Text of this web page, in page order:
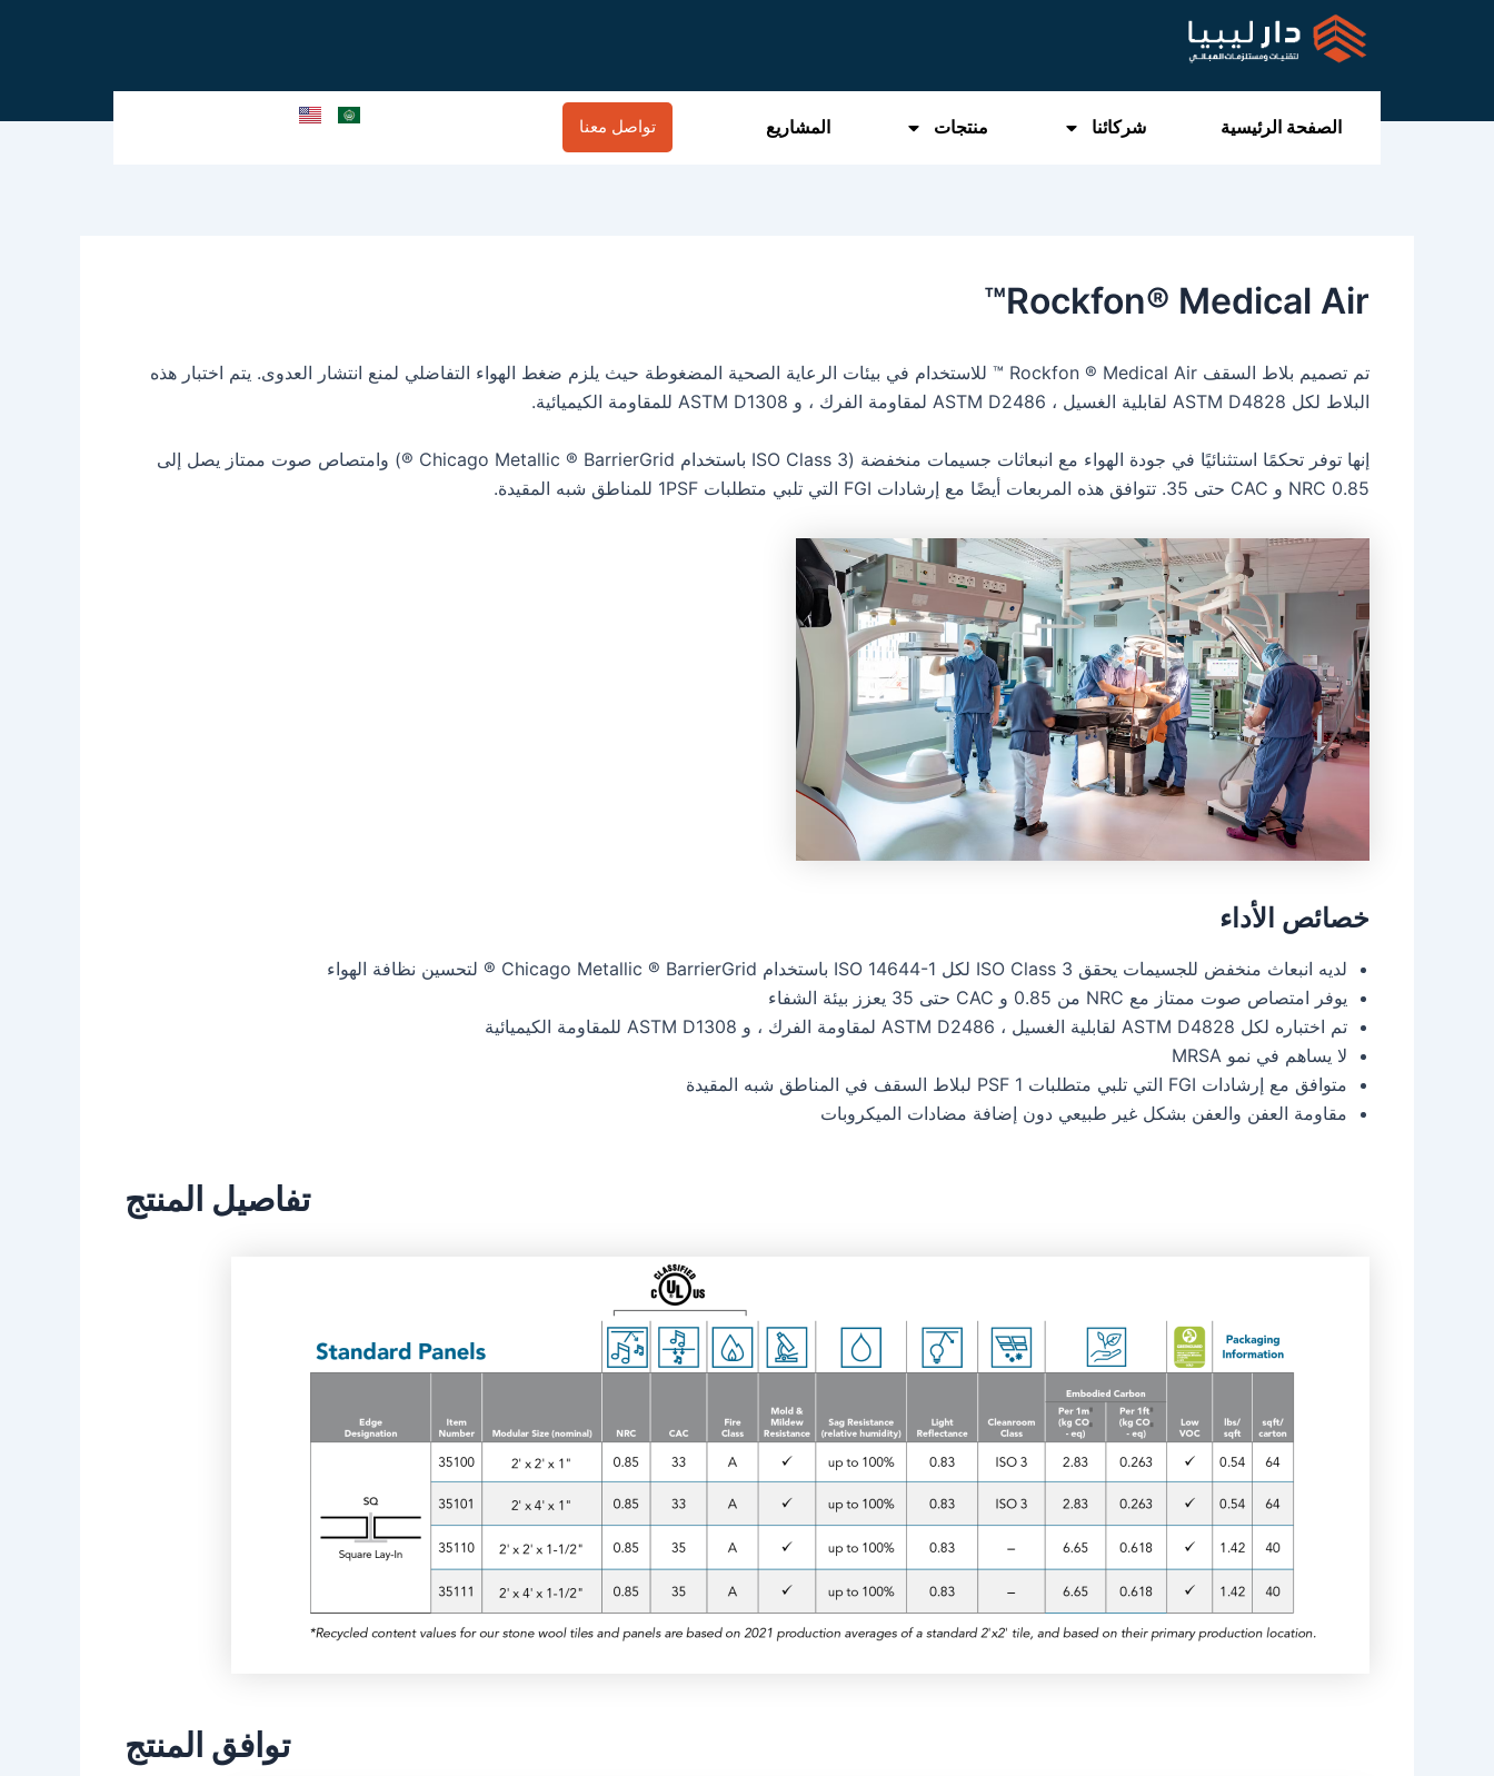
الصفحة الرئيسية شركائنا منتجات المشاريع تواصل معنا
Rockfon® Medical Air™
تم تصميم بلاط السقف Rockfon ® Medical Air ™ للاستخدام في بيئات الرعاية الصحية المضغوطة حيث يلزم ضغط الهواء التفاضلي لمنع انتشار العدوى. يتم اختبار هذه
البلاط لكل ASTM D4828 لقابلية الغسيل ، ASTM D2486 لمقاومة الفرك ، و ASTM D1308 للمقاومة الكيميائية.
إنها توفر تحكمًا استثنائيًا في جودة الهواء مع انبعاثات جسيمات منخفضة (ISO Class 3 باستخدام Chicago Metallic ® BarrierGrid ®) وامتصاص صوت ممتاز يصل إلى
NRC 0.85 و CAC حتى 35. تتوافق هذه المربعات أيضًا مع إرشادات FGI التي تلبي متطلبات 1PSF للمناطق شبه المقيدة.
خصائص الأداء
لديه انبعاث منخفض للجسيمات يحقق ISO Class 3 لكل ISO 14644-1 باستخدام Chicago Metallic ® BarrierGrid ® لتحسين نظافة الهواء
يوفر امتصاص صوت ممتاز مع NRC من 0.85 و CAC حتى 35 يعزز بيئة الشفاء
تم اختباره لكل ASTM D4828 لقابلية الغسيل ، ASTM D2486 لمقاومة الفرك ، و ASTM D1308 للمقاومة الكيميائية
لا يساهم في نمو MRSA
متوافق مع إرشادات FGI التي تلبي متطلبات PSF 1 لبلاط السقف في المناطق شبه المقيدة
مقاومة العفن والعفن بشكل غير طبيعي دون إضافة مضادات الميكروبات
تفاصيل المنتج
توافق المنتج